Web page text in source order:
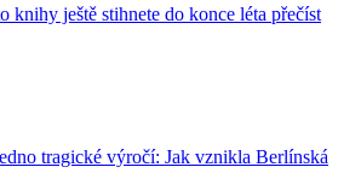
knihy ještě stihnete do konce léta přečíst
tragické výročí: Jak vznikla Berlínská